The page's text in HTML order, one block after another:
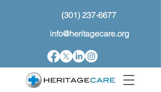
(301) 237-6677
info@heritagecare.org